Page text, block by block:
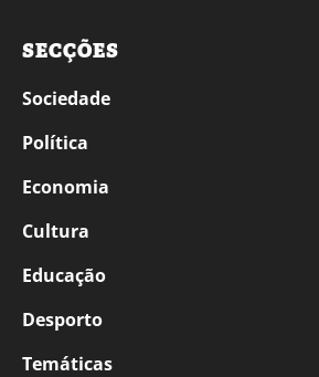
SECÇÕES
Sociedade
Política
Economia
Cultura
Educação
Desporto
Temáticas